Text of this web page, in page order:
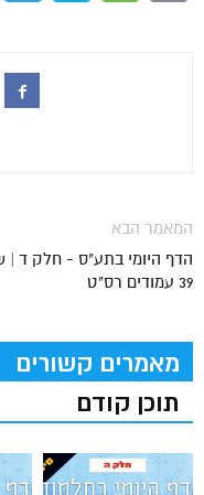
המאמר הבא
הדף היומי בתע"ס - חלק ד |
39 עמודים רס"ט
מאמרים קשורים
תוכן קודם